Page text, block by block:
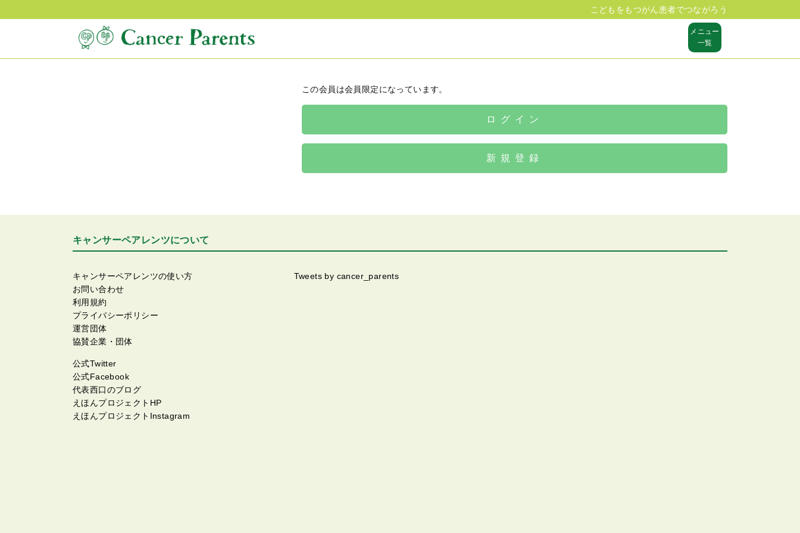
こどもをもつがん患者でつながろう
メニュー
一覧
この会員は会員限定になっています。
ログイン
新規登録
キャンサーペアレンツについて
キャンサーペアレンツの使い方
お問い合わせ
利用規約
プライバシーポリシー
運営団体
協賛企業・団体
公式Twitter
公式Facebook
代表西口のブログ
えほんプロジェクトHP
えほんプロジェクトInstagram
Tweets by cancer_parents